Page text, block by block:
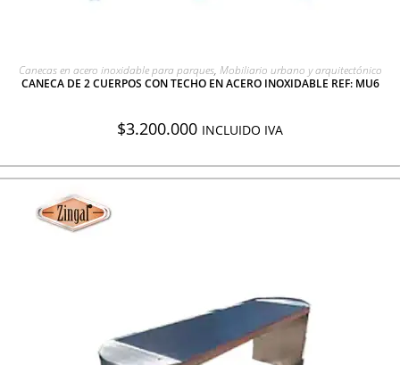
AGREGAR A COTIZACIÓN
Canecas en acero inoxidable para parques, Mobiliario urbano y arquitectónico
CANECA DE 2 CUERPOS CON TECHO EN ACERO INOXIDABLE REF: MU6
$3.200.000 INCLUIDO IVA